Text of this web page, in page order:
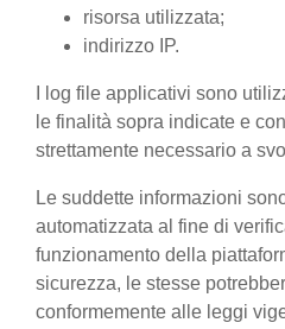
risorsa utilizzata;
indirizzo IP.
I log file applicativi sono
le finalità sopra indicate e
strettamente necessario a
Le suddette informazioni
automatizzata al fine di
funzionamento della
sicurezza, le stesse
conformemente alle leggi